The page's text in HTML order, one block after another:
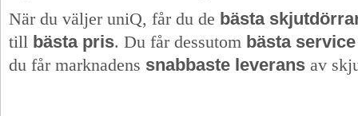
När du väljer uniQ, får du de bästa
till bästa pris. Du får dessutom bästa service
du får marknadens snabbaste leverans av